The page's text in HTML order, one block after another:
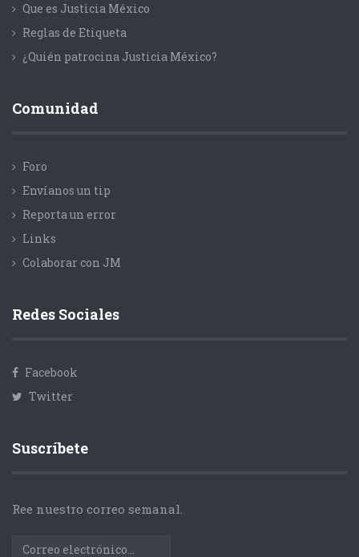
Que es Justicia México
Reglas de Etiqueta
¿Quién patrocina Justicia México?
Comunidad
Foro
Envíanos un tip
Reporta un error
Links
Colaborar con JM
Redes Sociales
Facebook
Twitter
Suscríbete
Ree nuestro correo semanal.